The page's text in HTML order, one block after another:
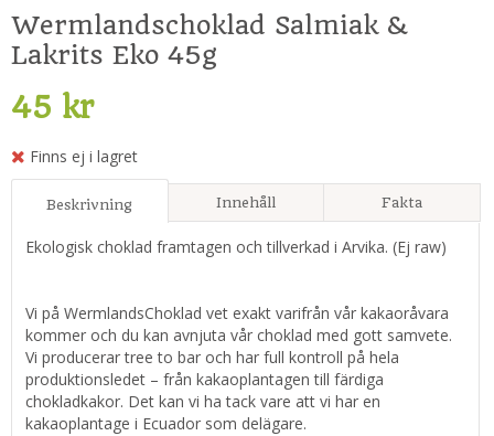
Wermlandschoklad Salmiak &
Lakrits Eko 45g
45 kr
Finns ej i lagret
Beskrivning Innehåll Fakta
Ekologisk choklad framtagen och tillverkad i Arvika. (Ej raw)
Vi på WermlandsChoklad vet exakt varifrån vår kakaoråvara
kommer och du kan avnjuta vår choklad med gott samvete.
Vi producerar tree to bar och har full kontroll på hela
produktionsledet – från kakaoplantagen till färdiga
chokladkakor. Det kan vi ha tack vare att vi har en
kakaoplantage i Ecuador som delägare.